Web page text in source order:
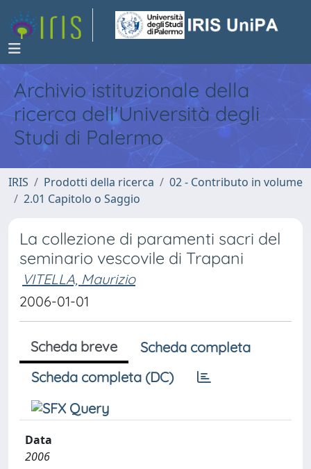
Archivio istituzionale della
ricerca dell'Università degli
Studi di Palermo
IRIS Prodotti della ricerca
02 - Contributo in volume
2.01 Capitolo o Saggio
La collezione di paramenti sacri del
seminario vescovile di Trapani
VITELLA, Maurizio
2006-01-01
Scheda breve
Scheda completa
Scheda completa (DC)
Data
2006